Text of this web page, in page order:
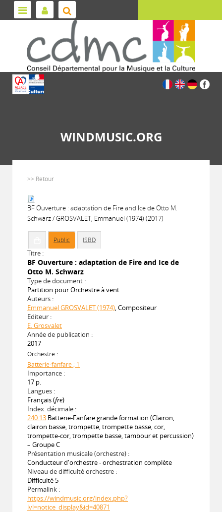
WINDMUSIC.ORG
>> Retour
BF Ouverture : adaptation de Fire and Ice de Otto M.
Schwarz / GROSVALET, Emmanuel (1974) (2017)
Public ISBD
Titre :
BF Ouverture : adaptation de Fire and Ice de
Otto M. Schwarz
Type de document :
Partition pour Orchestre à vent
Auteurs :
Emmanuel GROSVALET (1974), Compositeur
Editeur :
E. Grosvalet
Année de publication :
2017
Orchestre :
Batterie-fanfare ; 1
Importance :
17 p.
Langues :
Français (fre)
Index. décimale :
240.13 Batterie-Fanfare grande formation (Clairon,
clairon basse, trompette, trompette basse, cor,
trompette-cor, trompette basse, tambour et percussion)
– Groupe C
Présentation musicale (orchestre) :
Conducteur d'orchestre - orchestration complète
Niveau de difficulté orchestre :
Difficulté 5
Permalink :
https://windmusic.org/index.php?
lvl=notice_display&id=40871